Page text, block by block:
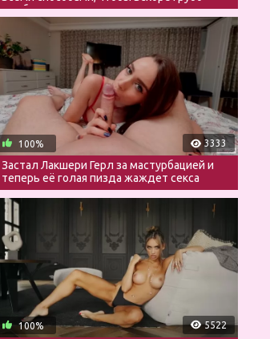
выебать
3333
100%
Застал Лакшери Герл за мастурбацией и
теперь её голая пизда жаждет секса
5522
100%